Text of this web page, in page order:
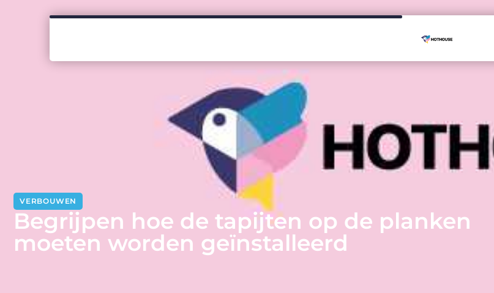
VERBOUWEN
Begrijpen hoe de tapijten op de planken
moeten worden geïnstalleerd